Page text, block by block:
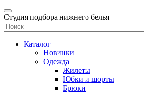
Студия подбора нижнего белья
Каталог
Новинки
Одежда
Жилеты
Юбки и шорты
Брюки